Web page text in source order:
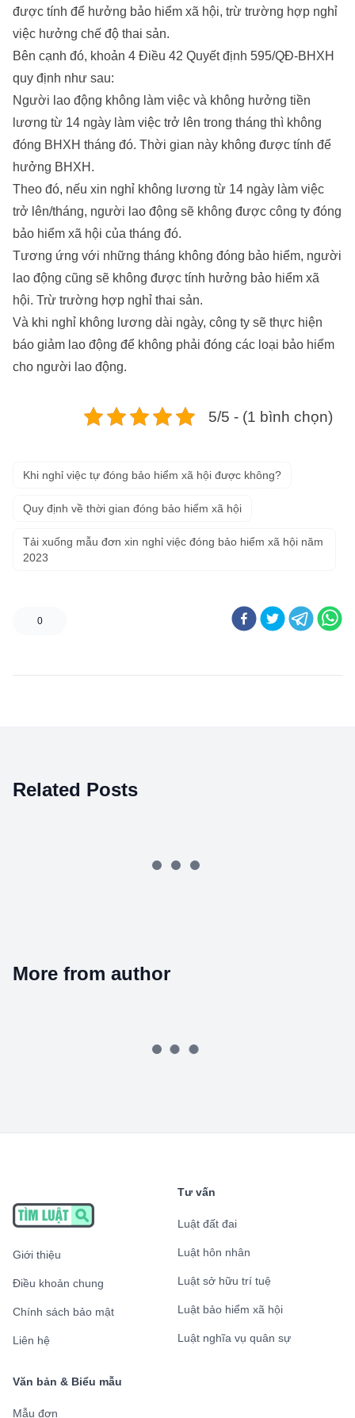
được tính để hưởng bảo hiểm xã hội, trừ trường hợp nghỉ
việc hưởng chế độ thai sản.
Bên cạnh đó, khoản 4 Điều 42 Quyết định 595/QĐ-BHXH
quy định như sau:
Người lao động không làm việc và không hưởng tiền
lương từ 14 ngày làm việc trở lên trong tháng thì không
đóng BHXH tháng đó. Thời gian này không được tính để
hưởng BHXH.
Theo đó, nếu xin nghỉ không lương từ 14 ngày làm việc
trở lên/tháng, người lao động sẽ không được công ty đóng
bảo hiểm xã hội của tháng đó.
Tương ứng với những tháng không đóng bảo hiểm, người
lao động cũng sẽ không được tính hưởng bảo hiểm xã
hội. Trừ trường hợp nghỉ thai sản.
Và khi nghỉ không lương dài ngày, công ty sẽ thực hiện
báo giảm lao động để không phải đóng các loại bảo hiểm
cho người lao động.
5/5 - (1 bình chọn)
Khi nghỉ việc tự đóng bảo hiểm xã hội được không?
Quy định về thời gian đóng bảo hiểm xã hội
Tải xuống mẫu đơn xin nghỉ việc đóng bảo hiểm xã hội năm
2023
0
Related Posts
More from author
Giới thiệu
Điều khoản chung
Chính sách bảo mật
Liên hệ
Tư vấn
Luật đất đai
Luật hôn nhân
Luật sở hữu trí tuệ
Luật bảo hiểm xã hội
Luật nghĩa vụ quân sự
Văn bản & Biểu mẫu
Mẫu đơn